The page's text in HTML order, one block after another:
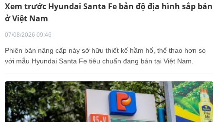
Xem trước Hyundai Santa Fe bản độ địa hình sắp bán
ở Việt Nam
07/08/2026 09:46
Phiên bản nâng cấp này sở hữu thiết kế hầm hố, thể thao hơn so
với mẫu Hyundai Santa Fe tiêu chuẩn đang bán tại Việt Nam.